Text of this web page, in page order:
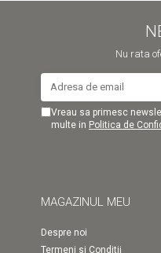
Nu rata
Vreau sa primesc
multe in Politica de
MAGAZINUL MEU
Despre noi
Termeni si Conditii